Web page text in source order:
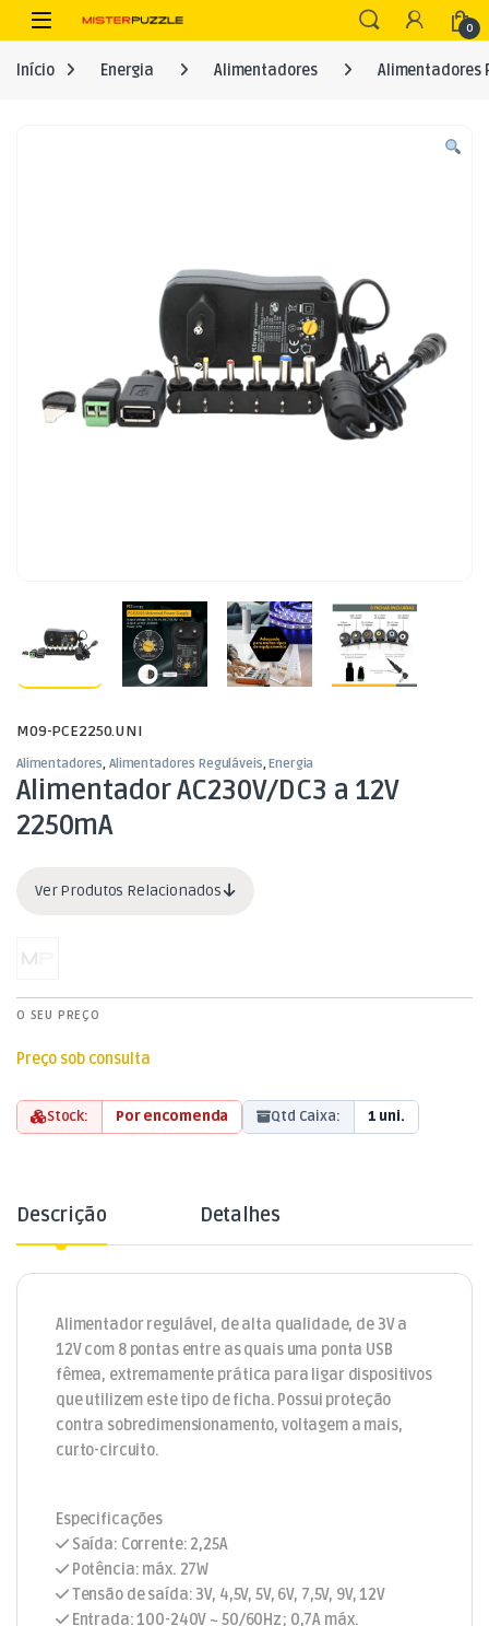
Skip to navigation
Skip to content
Open 0
Início Energia Alimentadores Alimentadores
M09-PCE2250.UNI
Alimentadores, Alimentadores Reguláveis,Energia
Alimentador AC230V/DC3 a 12V
2250mA
Ver Produtos Relacionados
O SEU PREÇO
Preço sob consulta
Stock: Por encomenda Qtd Caixa: 1 uni.
Descrição Detalhes
Alimentador regulável, de alta qualidade, de 3V a
12V com 8 pontas entre as quais uma ponta USB
fêmea, extremamente prática para ligar dispositivos
que utilizem este tipo de ficha. Possui proteção
contra sobredimensionamento, voltagem a mais,
curto-circuito.
Especificações
Saída: Corrente: 2,25A
Potência: máx. 27W
Tensão de saída: 3V, 4,5V, 5V, 6V, 7,5V, 9V, 12V
Entrada: 100-240V ~ 50/60Hz; 0,7A máx.